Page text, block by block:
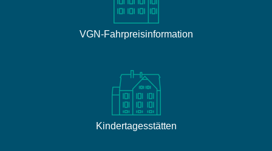
VGN-Fahrpreisinformation
Kindertagesstätten